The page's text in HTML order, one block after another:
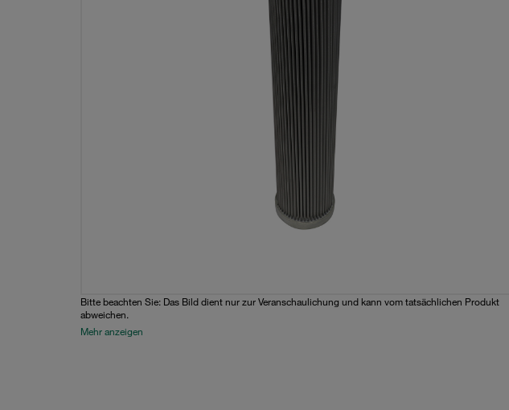
Bitte beachten Sie: Das Bild dient nur zur Veranschaulichung und kann vom tatsächlichen Produkt
abweichen.
Mehr anzeigen